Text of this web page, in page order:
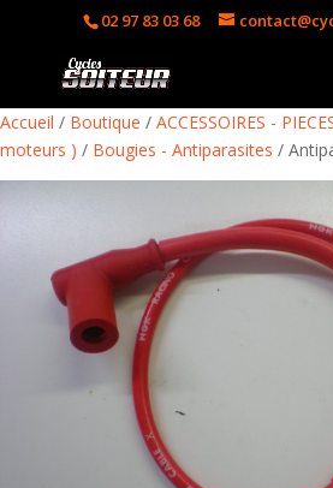
02 97 83 03 68
Accueil / Boutique / ACCESSOIRES -
moteurs ) / Bougies - Antiparasites /